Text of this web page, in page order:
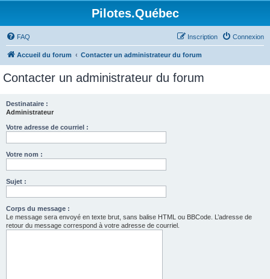
Pilotes.Québec
FAQ Connexion
Inscription
Accueil du forum Contacter un administrateur du forum
Contacter un administrateur du forum
Destinataire :
Administrateur
Votre adresse de courriel :
Votre nom :
Sujet :
Corps du message :
Le message sera envoyé en texte brut, sans balise HTML ou BBCode. L’adresse de
retour du message correspond à votre adresse de courriel.